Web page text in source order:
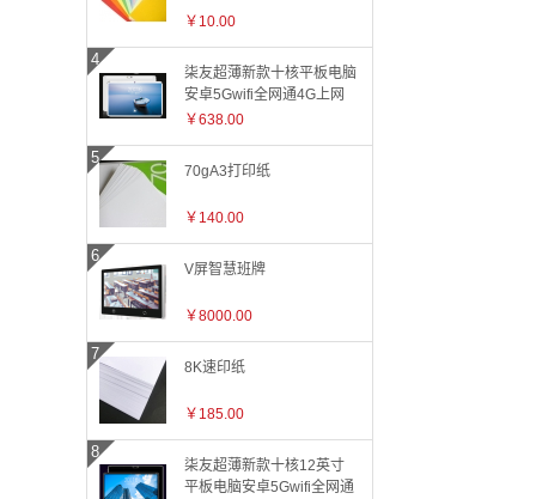
￥10.00
柒友超薄新款十核平板电脑
安卓5Gwifi全网通4G上网
娱乐高清影音游戏高速流畅
￥638.00
70gA3打印纸
￥140.00
V屏智慧班牌
￥8000.00
8K速印纸
￥185.00
柒友超薄新款十核12英寸
平板电脑安卓5Gwifi全网通